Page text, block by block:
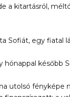
a kitartásról,
Sofiát, egy
hónappal később
utolsó fényképe